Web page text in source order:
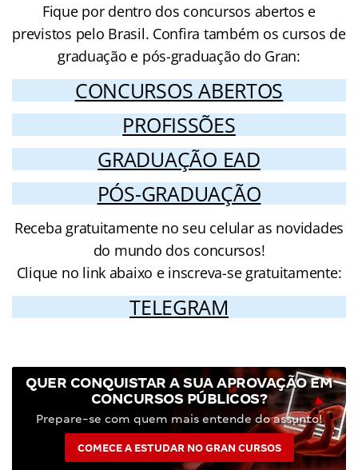
Fique por dentro dos concursos abertos e
previstos pelo Brasil. Confira também os cursos de
graduação e pós-graduação do Gran:
CONCURSOS ABERTOS
PROFISSÕES
GRADUAÇÃO EAD
PÓS-GRADUAÇÃO
Receba gratuitamente no seu celular as novidades
do mundo dos concursos!
Clique no link abaixo e inscreva-se gratuitamente:
TELEGRAM
QUER CONQUISTAR A SUA APROVAÇÃO EM
CONCURSOS PÚBLICOS?
Prepare-se com quem mais entende do assunto!
COMECE A ESTUDAR NO GRAN CURSOS